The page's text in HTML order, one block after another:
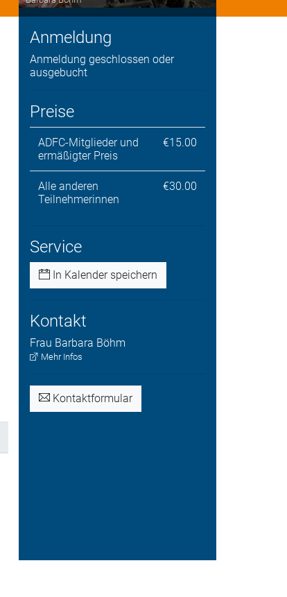
Anmeldung
Anmeldung geschlossen oder
ausgebucht
Preise
ADFC-Mitglieder und
ermäßigter Preis
€15.00
Alle anderen
Teilnehmerinnen
€30.00
Service
In Kalender speichern
Kontakt
Frau Barbara Böhm
Mehr Infos
Kontaktformular